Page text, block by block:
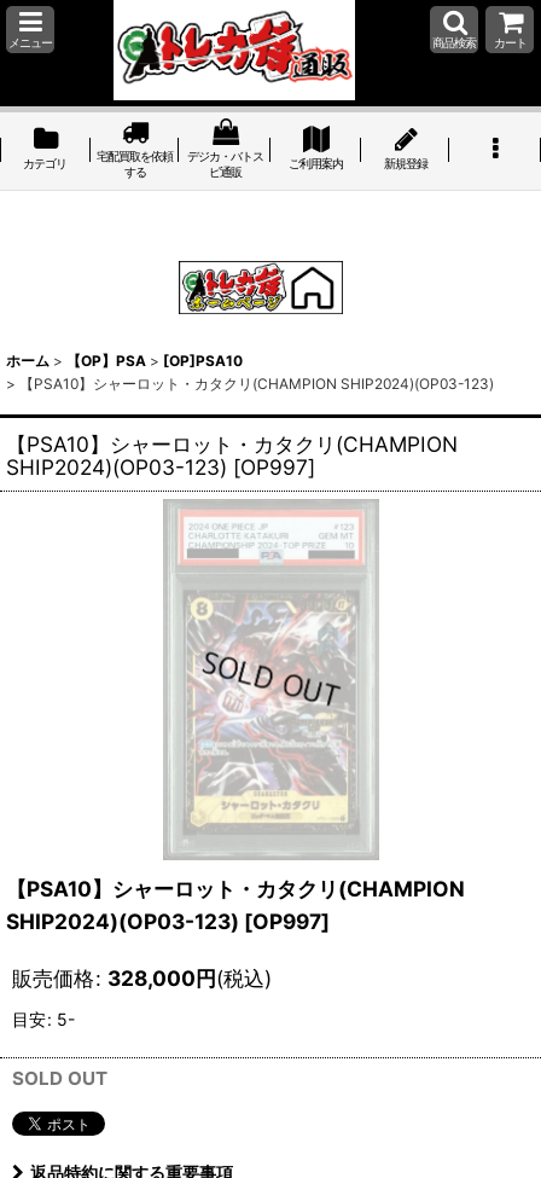
メニュー 商品検索 カート
カテゴリ
宅配買取を依頼
する
デジカ・バトス
ピ通販
ご利用案内 新規登録
ホーム > 【OP】PSA > [OP]PSA10
>
【PSA10】シャーロット・カタクリ(CHAMPION SHIP2024)(OP03-123)
【PSA10】シャーロット・カタクリ(CHAMPION
SHIP2024)(OP03-123) [OP997]
【PSA10】シャーロット・カタクリ(CHAMPION
SHIP2024)(OP03-123) [OP997]
販売価格: 328,000円(税込)
目安: 5-
SOLD OUT
返品特約に関する重要事項